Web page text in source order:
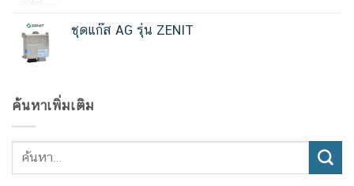
ชุดแก๊ส AG รุ่น ZENIT
ค้นหาเพิ่มเติม